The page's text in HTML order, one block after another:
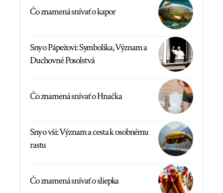
Čo znamená snívať o kapor
Sny o Pápežovi: Symbolika, Význam a
Duchovné Posolstvá
Čo znamená snívať o Hnačka
Sny o vši: Význam a cesta k osobnému
rastu
Čo znamená snívať o sliepka